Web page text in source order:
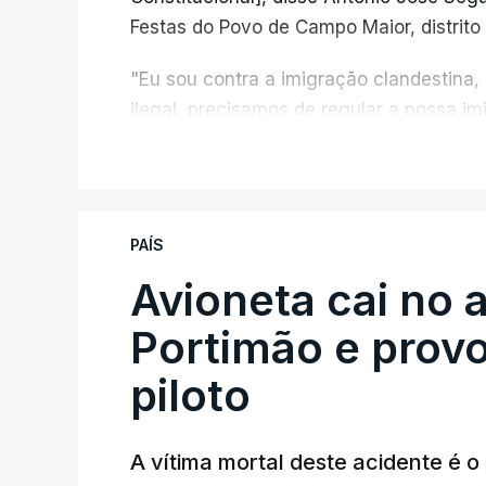
Festas do Povo de Campo Maior,
"Eu sou contra a imigração
ilegal, precisamos de regular a nossa
criança.
ERRO 100
PAÍS
Avioneta cai no
Portimão e
piloto
A vítima mortal deste acidente é